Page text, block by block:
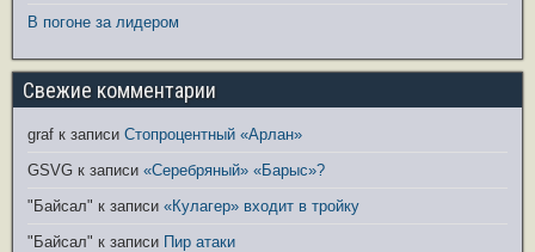
В погоне за лидером
Свежие комментарии
graf к записи Стопроцентный «Арлан»
GSVG к записи «Серебряный» «Барыс»?
"Байсал" к записи «Кулагер» входит в тройку
"Байсал" к записи Пир атаки